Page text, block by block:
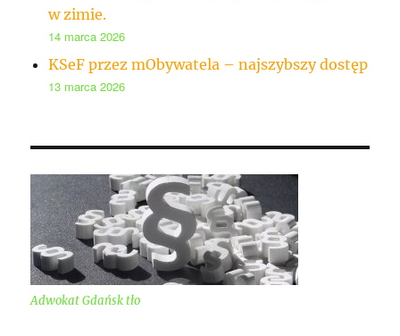
w zimie.
14 marca 2026
KSeF przez mObywatela – najszybszy dostęp
13 marca 2026
Adwokat Gdańsk tło